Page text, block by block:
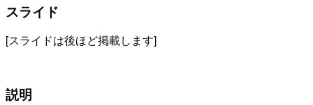
スライド
[スライドは後ほど掲載します]
説明